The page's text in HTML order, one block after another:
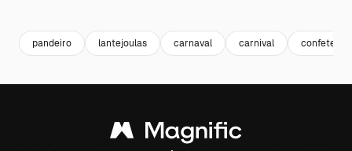
pandeiro lantejoulas carnaval carnival confete